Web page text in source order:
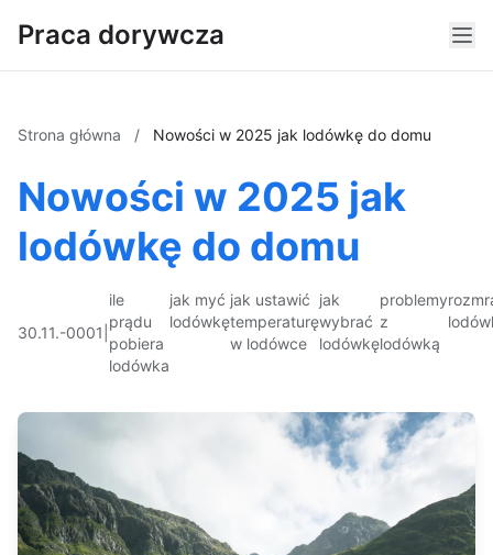
Praca dorywcza
Strona główna / Nowości w 2025 jak lodówkę do domu
Nowości w 2025 jak
lodówkę do domu
30.11.-0001
ile
prądu
pobiera
lodówka
jak myć
lodówkę
jak ustawić
temperaturę
w lodówce
jak
wybrać
lodówkę
problemy
z
lodówką